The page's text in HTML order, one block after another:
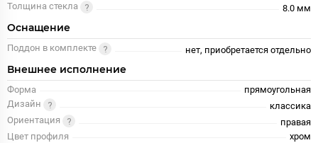
Толщина стекла
8.0 мм
Оснащение
Поддон в комплекте нет, приобретается отдельно
Внешнее исполнение
Форма
прямоугольная
Дизайн
классика
Ориентация
правая
Цвет профиля
хром